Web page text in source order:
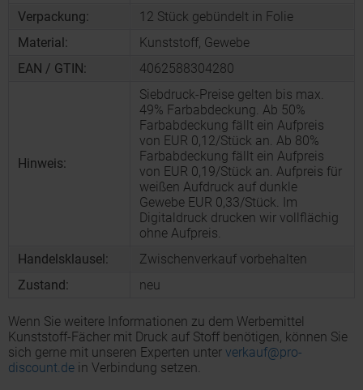
Verpackung:
12 Stück gebündelt in Folie
Material:
Kunststoff, Gewebe
EAN / GTIN:
4062588304280
Hinweis:
Siebdruck-Preise gelten bis max.
49% Farbabdeckung. Ab 50%
Farbabdeckung fällt ein Aufpreis
von EUR 0,12/Stück an. Ab 80%
Farbabdeckung fällt ein Aufpreis
von EUR 0,19/Stück an. Aufpreis für
weißen Aufdruck auf dunkle
Gewebe EUR 0,33/Stück. Im
Digitaldruck drucken wir vollflächig
ohne Aufpreis.
Handelsklausel:
Zwischenverkauf vorbehalten
Zustand:
neu
Wenn Sie weitere Informationen zu dem Werbemittel
Kunststoff-Fächer mit Druck auf Stoff benötigen, können Sie
sich gerne mit unseren Experten unter verkauf@pro-
discount.de in Verbindung setzen.